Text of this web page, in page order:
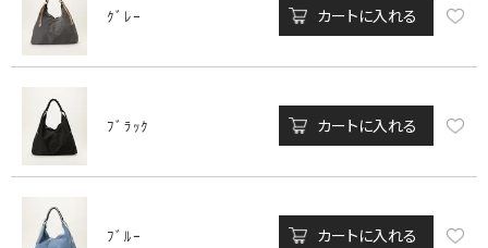
ｸﾞﾚｰ カートに入れる
ﾌﾞﾗｯｸ カートに入れる
ﾌﾞﾙｰ カートに入れる